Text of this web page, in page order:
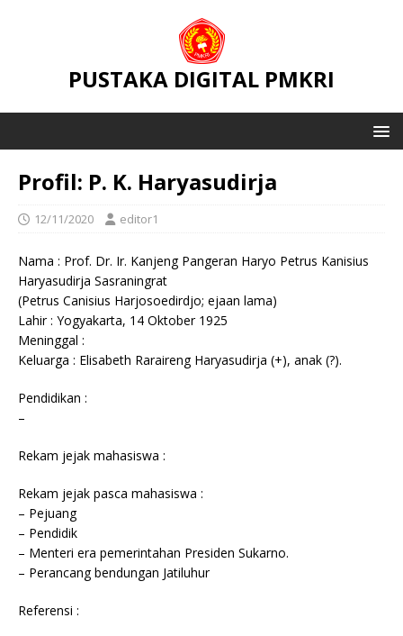
PUSTAKA DIGITAL PMKRI
Profil: P. K. Haryasudirja
12/11/2020 editor1
Nama : Prof. Dr. Ir. Kanjeng Pangeran Haryo Petrus Kanisius
Haryasudirja Sasraningrat
(Petrus Canisius Harjosoedirdjo; ejaan lama)
Lahir : Yogyakarta, 14 Oktober 1925
Meninggal :
Keluarga : Elisabeth Raraireng Haryasudirja (+), anak (?).
Pendidikan :
–
Rekam jejak mahasiswa :
Rekam jejak pasca mahasiswa :
– Pejuang
– Pendidik
– Menteri era pemerintahan Presiden Sukarno.
– Perancang bendungan Jatiluhur
Referensi :